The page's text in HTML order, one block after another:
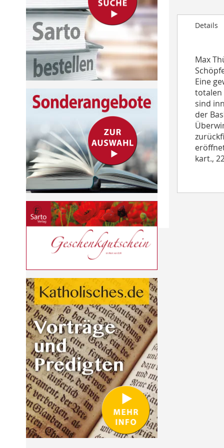
images
gallery
Details
Max
Eine
totalen
sind
der
kart.,